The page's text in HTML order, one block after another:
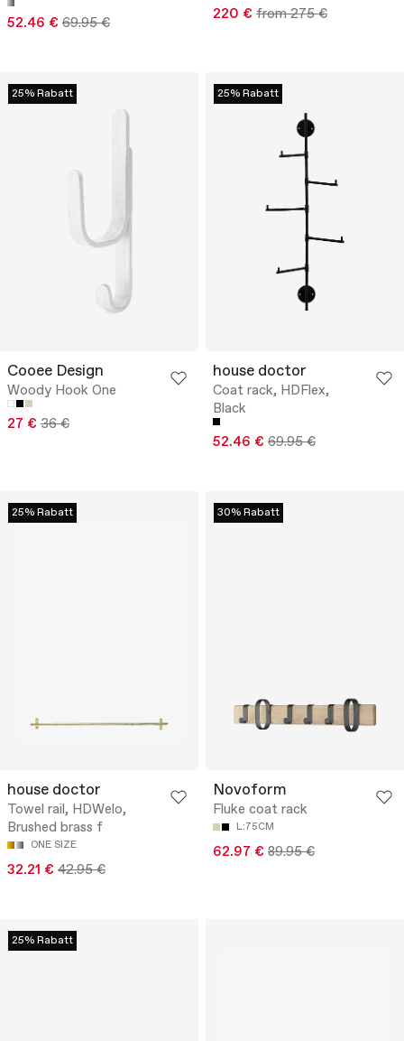
52.46 € 69.95 € 220 € from 275 €
25% Rabatt
Cooee Design
Woody Hook One
27 € 36 €
25% Rabatt
house doctor
Coat rack, HDFlex,
Black
52.46 € 69.95 €
25% Rabatt
house doctor
Towel rail, HDWelo,
Brushed brass f
ONE SIZE
32.21 € 42.95 €
30% Rabatt
Novoform
Fluke coat rack
L:75CM
62.97 € 89.95 €
25% Rabatt